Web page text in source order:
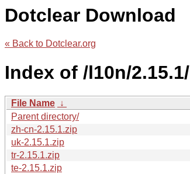
Dotclear Download
« Back to Dotclear.org
Index of /l10n/2.15.1/
File Name ↓
Parent directory/
zh-cn-2.15.1.zip
uk-2.15.1.zip
tr-2.15.1.zip
te-2.15.1.zip